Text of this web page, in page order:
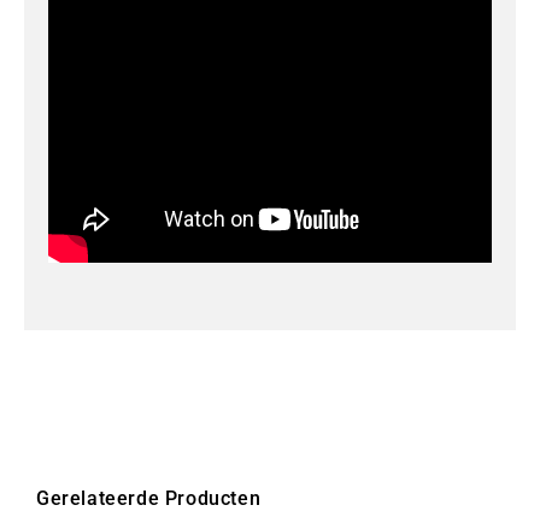
Gerelateerde Producten